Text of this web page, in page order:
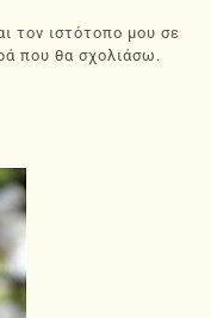
τον ιστότοπο μου σε
που θα σχολιάσω.